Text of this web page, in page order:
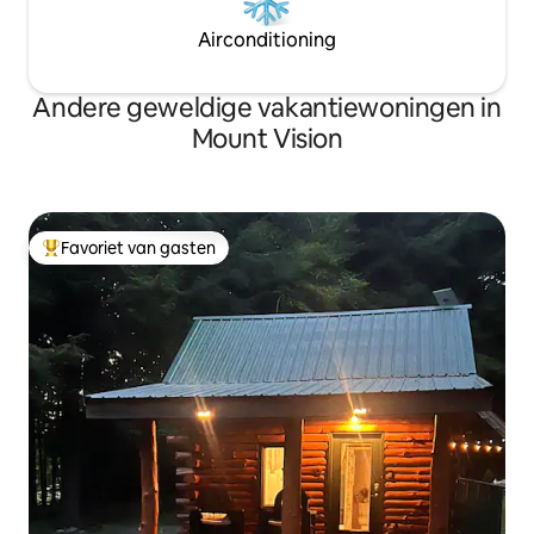
Airconditioning
Andere geweldige vakantiewoningen in
Mount Vision
Topfavoriet van gasten
Favoriet van gasten